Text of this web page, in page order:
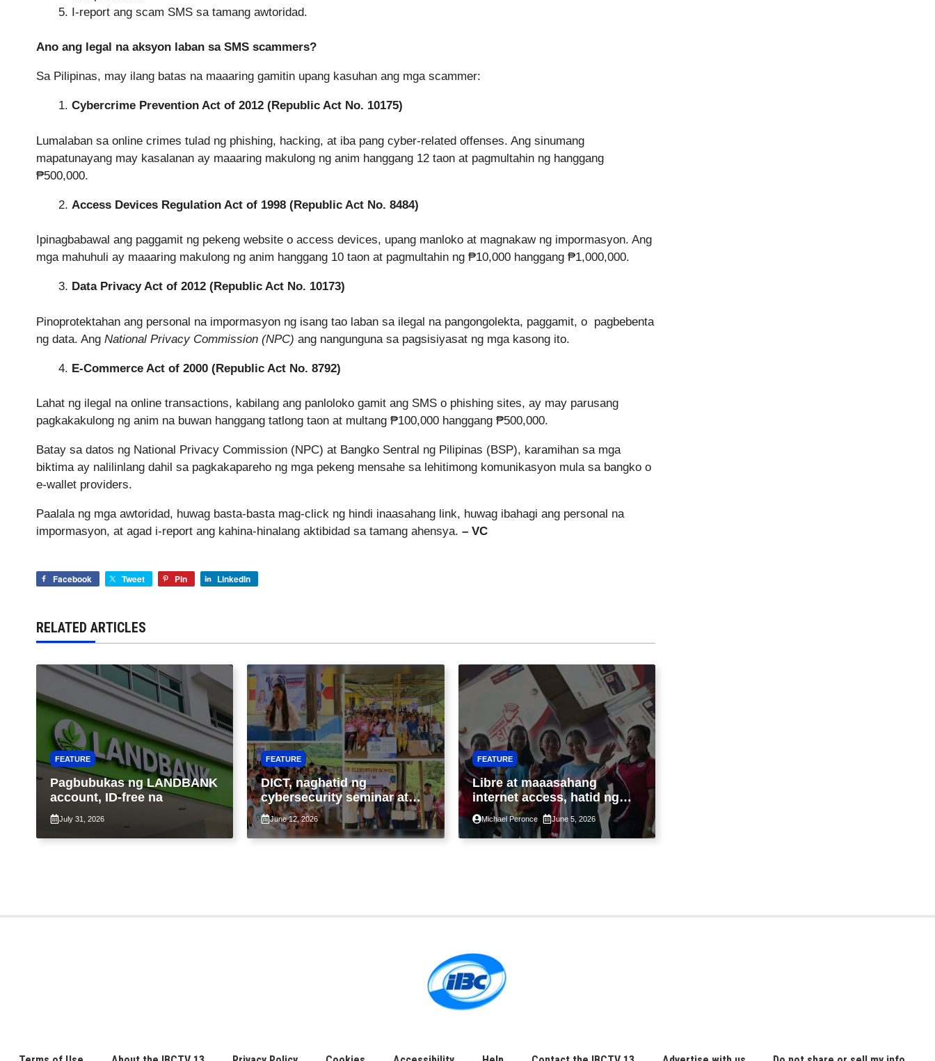
I-report ang scam SMS sa tamang awtoridad.
Ano ang legal na aksyon laban sa SMS scammers?
Sa Pilipinas, may ilang batas na maaaring gamitin upang kasuhan ang mga scammer:
Cybercrime Prevention Act of 2012 (Republic Act No. 10175)
Lumalaban sa online crimes tulad ng phishing, hacking, at iba pang cyber-related offenses. Ang sinumang
mapatunayang may kasalanan ay maaaring makulong ng anim hanggang 12 taon at pagmultahin ng hanggang
₱500,000.
Access Devices Regulation Act of 1998 (Republic Act No. 8484)
Ipinagbabawal ang paggamit ng pekeng website o access devices, upang manloko at magnakaw ng impormasyon. Ang
mga mahuhuli ay maaaring makulong ng anim hanggang 10 taon at pagmultahin ng ₱10,000 hanggang ₱1,000,000.
Data Privacy Act of 2012 (Republic Act No. 10173)
Pinoprotektahan ang personal na impormasyon ng isang tao laban sa ilegal na pangongolekta, paggamit, o pagbebenta
ng data. Ang National Privacy Commission (NPC) ang nangunguna sa pagsisiyasat ng mga kasong ito.
E-Commerce Act of 2000 (Republic Act No. 8792)
Lahat ng ilegal na online transactions, kabilang ang panloloko gamit ang SMS o phishing sites, ay may parusang
pagkakakulong ng anim na buwan hanggang tatlong taon at multang ₱100,000 hanggang ₱500,000.
Batay sa datos ng National Privacy Commission (NPC) at Bangko Sentral ng Pilipinas (BSP), karamihan sa mga
biktima ay nalilinlang dahil sa pagkakapareho ng mga pekeng mensahe sa lehitimong komunikasyon mula sa bangko o
e-wallet providers.
Paalala ng mga awtoridad, huwag basta-basta mag-click ng hindi inaasahang link, huwag ibahagi ang personal na
impormasyon, at agad i-report ang kahina-hinalang aktibidad sa tamang ahensya. – VC
Facebook Tweet Pin LinkedIn
RELATED ARTICLES
FEATURE
Pagbubukas ng LANDBANK
account, ID-free na
July 31, 2026
FEATURE
DICT, naghatid ng
cybersecurity seminar at
libreng Wi-Fi sa liblib na
komunidad sa Tarlac
June 12, 2026
FEATURE
Libre at maaasahang
internet access, hatid ng
Bayanihan SIM sa
malalayong komunidad sa
Guimaras
Michael Peronce June 5, 2026